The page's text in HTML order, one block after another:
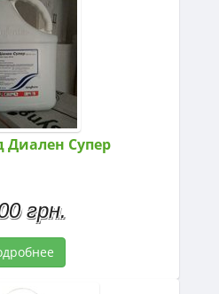
Диален Супер
грн.